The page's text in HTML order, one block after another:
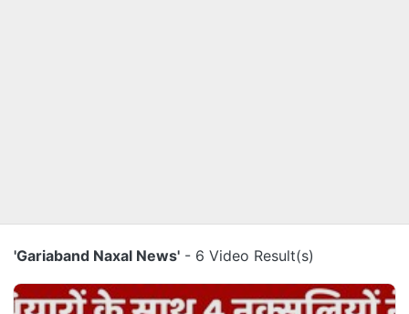
'Gariaband Naxal News' - 6 Video Result(s)